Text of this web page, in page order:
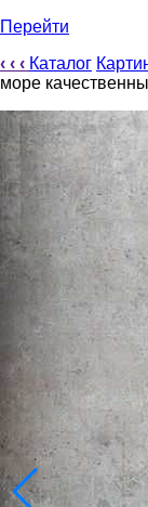
Перейти
‹ ‹ ‹ Каталог
море